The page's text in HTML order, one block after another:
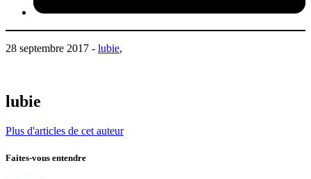
28 septembre 2017 - lubie,
lubie
Plus d'articles de cet auteur
Faites-vous entendre